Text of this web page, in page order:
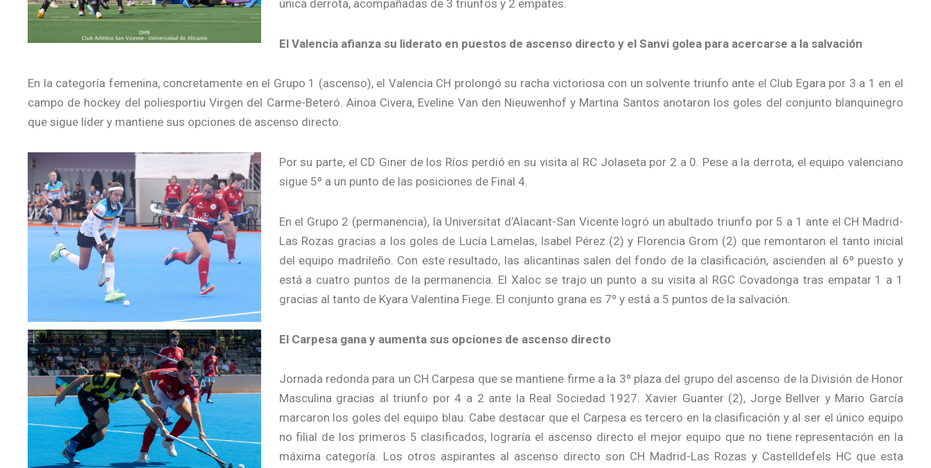
única derrota, acompañadas de 3 triunfos y 2 empates.
El Valencia afianza su liderato en puestos de ascenso directo y el Sanvi golea para acercarse a la salvación
En la categoría femenina, concretamente en el Grupo 1 (ascenso), el Valencia CH prolongó su racha victoriosa con un solvente triunfo ante el Club Egara por 3 a 1 en el
campo de hockey del poliesportiu Virgen del Carme-Beteró. Ainoa Civera, Eveline Van den Nieuwenhof y Martina Santos anotaron los goles del conjunto blanquinegro
que sigue líder y mantiene sus opciones de ascenso directo.
Por su parte, el CD Giner de los Ríos perdió en su visita al RC Jolaseta por 2 a 0. Pese a la derrota, el equipo valenciano
sigue 5º a un punto de las posiciones de Final 4.
En el Grupo 2 (permanencia), la Universitat d’Alacant-San Vicente logró un abultado triunfo por 5 a 1 ante el CH Madrid-
Las Rozas gracias a los goles de Lucía Lamelas, Isabel Pérez (2) y Florencia Grom (2) que remontaron el tanto inicial
del equipo madrileño. Con este resultado, las alicantinas salen del fondo de la clasificación, ascienden al 6º puesto y
está a cuatro puntos de la permanencia. El Xaloc se trajo un punto a su visita al RGC Covadonga tras empatar 1 a 1
gracias al tanto de Kyara Valentina Fiege. El conjunto grana es 7º y está a 5 puntos de la salvación.
El Carpesa gana y aumenta sus opciones de ascenso directo
Jornada redonda para un CH Carpesa que se mantiene firme a la 3º plaza del grupo del ascenso de la División de Honor
Masculina gracias al triunfo por 4 a 2 ante la Real Sociedad 1927. Xavier Guanter (2), Jorge Bellver y Mario García
marcaron los goles del equipo blau. Cabe destacar que el Carpesa es tercero en la clasificación y al ser el único equipo
no filial de los primeros 5 clasificados, lograría el ascenso directo el mejor equipo que no tiene representación en la
máxima categoría. Los otros aspirantes al ascenso directo son CH Madrid-Las Rozas y Castelldefels HC que esta